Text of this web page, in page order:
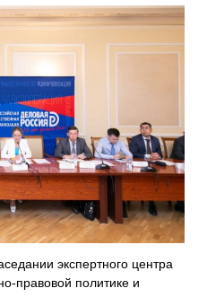
экспертного центра
правовой политике и